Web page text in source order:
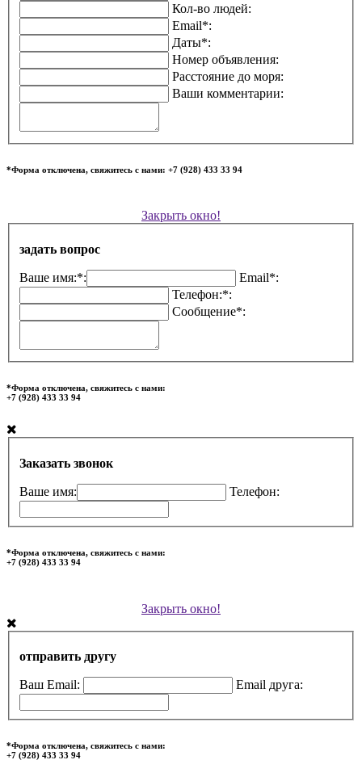
Кол-во людей:
Email*:
Даты*:
Номер объявления:
Расстояние до моря:
Ваши комментарии:
*Форма отключена, свяжитесь с нами: +7 (928) 433 33 94
Закрыть окно!
задать вопрос
Ваше имя:*:
Email*:
Телефон:*:
Сообщение*:
*Форма отключена, свяжитесь с нами:
+7 (928) 433 33 94
Заказать звонок
Ваше имя: Телефон:
*Форма отключена, свяжитесь с нами:
+7 (928) 433 33 94
Закрыть окно!
отправить другу
Ваш Email: Email друга:
*Форма отключена, свяжитесь с нами:
+7 (928) 433 33 94